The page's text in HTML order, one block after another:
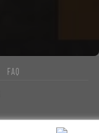
FAQ